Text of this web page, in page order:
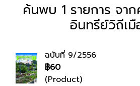
ค้นพบ 1 รายการ จาก
อินทรีย์วิถีเ
ฉบับที่ 9/2556
฿60
(Product)